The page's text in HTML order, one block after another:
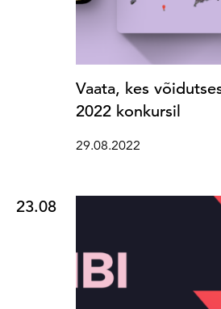
Vaata, kes
2022 konkursil
29.08.2022
23.08